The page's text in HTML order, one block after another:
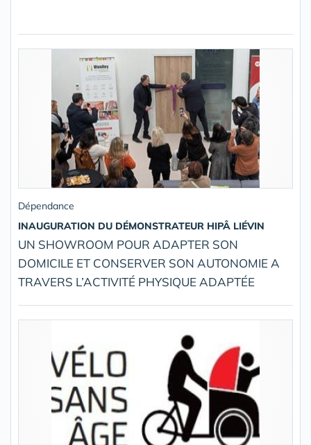
Dépendance
INAUGURATION DU DÉMONSTRATEUR HIPÂ LIÉVIN
UN SHOWROOM POUR ADAPTER SON
DOMICILE ET CONSERVER SON AUTONOMIE A
TRAVERS L’ACTIVITÉ PHYSIQUE ADAPTÉE